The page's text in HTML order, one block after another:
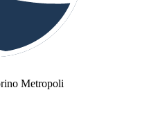
Metropoli